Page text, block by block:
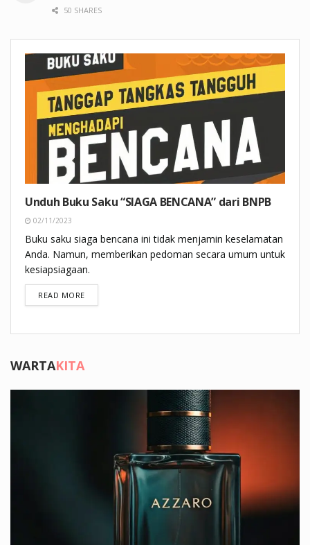
50 SHARES
Unduh Buku Saku “SIAGA BENCANA” dari BNPB
02/11/2023
Buku saku siaga bencana ini tidak menjamin keselamatan
Anda. Namun, memberikan pedoman secara umum untuk
kesiapsiagaan.
READ MOREDETAILS
WARTAKITA